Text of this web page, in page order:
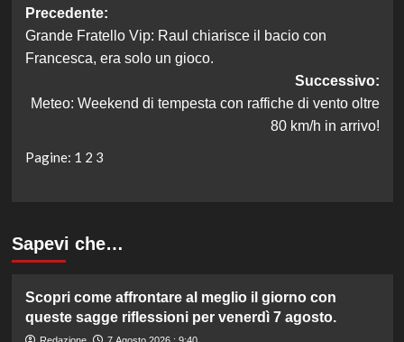
Navigazione
articolo
Precedente:
Grande Fratello Vip: Raul chiarisce il bacio con
Francesca, era solo un gioco.
Successivo:
Meteo: Weekend di tempesta con raffiche di vento oltre
80 km/h in arrivo!
Pagine: 1 2 3
Sapevi che…
Scopri come affrontare al meglio il giorno con
queste sagge riflessioni per venerdì 7 agosto.
Redazione 7 Agosto 2026 : 9:40